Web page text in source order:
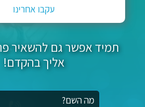
עקבו אחרינו
תמיד אפשר גם להשאיר
אליך בהקדם!